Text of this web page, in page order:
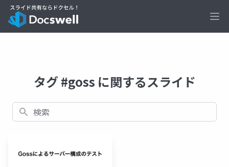
タグ #goss に関するスライド
検索